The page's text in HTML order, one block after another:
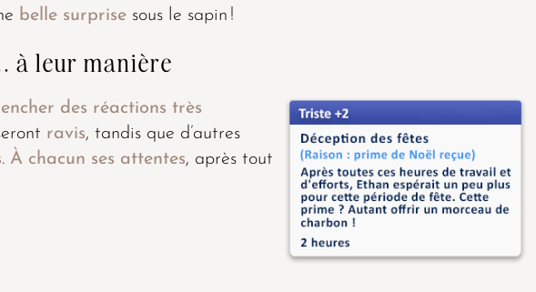
belle surprise sous le sapin !
à leur manière
des réactions très
ravis, tandis que d’autres
. À chacun ses attentes, après tout